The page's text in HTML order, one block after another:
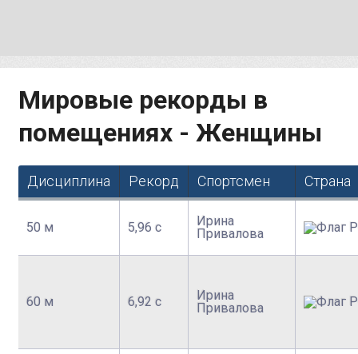
Мировые рекорды в
помещениях - Женщины
Дисциплина Рекорд Спортсмен Страна
50 м 5,96 с
Ирина
Привалова
60 м 6,92 с
Ирина
Привалова